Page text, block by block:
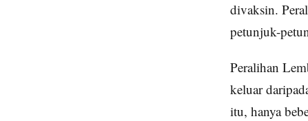
divaksin.
petunjuk-
Peralihan
keluar
itu, hanya